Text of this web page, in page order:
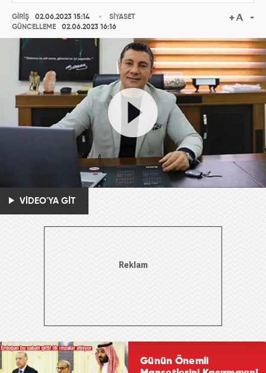
GİRİŞ
02.06.2023 15:14
GÜNCELLEME
02.06.2023 16:16
SİYASET
VİDEO'YA GİT